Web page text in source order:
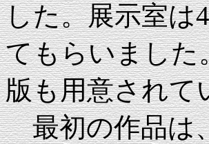
した。展示室は
てもらいました
版も用意されて
最初の作品は